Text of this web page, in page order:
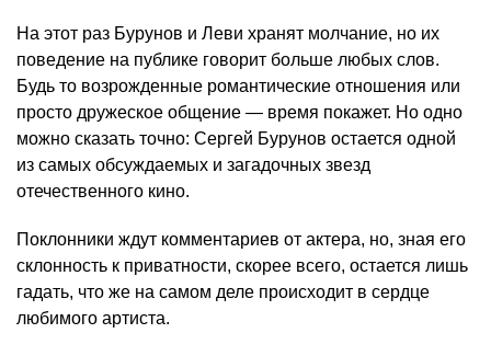
На этот раз Бурунов и Леви хранят молчание, но их
поведение на публике говорит больше любых слов.
Будь то возрожденные романтические отношения или
просто дружеское общение — время покажет. Но одно
можно сказать точно: Сергей Бурунов остается одной
из самых обсуждаемых и загадочных звезд
отечественного кино.
Поклонники ждут комментариев от актера, но, зная его
склонность к приватности, скорее всего, остается лишь
гадать, что же на самом деле происходит в сердце
любимого артиста.